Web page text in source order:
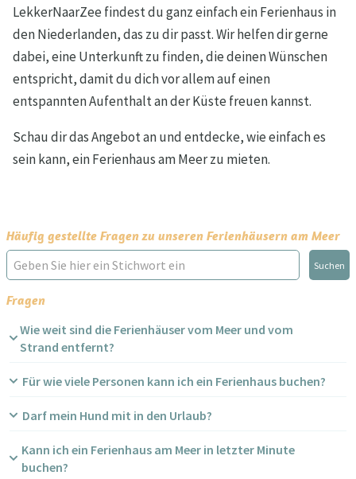
LekkerNaarZee findest du ganz einfach ein Ferienhaus in
den Niederlanden, das zu dir passt. Wir helfen dir gerne
dabei, eine Unterkunft zu finden, die deinen Wünschen
entspricht, damit du dich vor allem auf einen
entspannten Aufenthalt an der Küste freuen kannst.
Schau dir das Angebot an und entdecke, wie einfach es
sein kann, ein Ferienhaus am Meer zu mieten.
Häufig gestellte Fragen zu unseren Ferienhäusern am Meer
Suchen
Fragen
Wie weit sind die Ferienhäuser vom Meer und vom
Strand entfernt?
Für wie viele Personen kann ich ein Ferienhaus buchen?
Darf mein Hund mit in den Urlaub?
Kann ich ein Ferienhaus am Meer in letzter Minute
buchen?